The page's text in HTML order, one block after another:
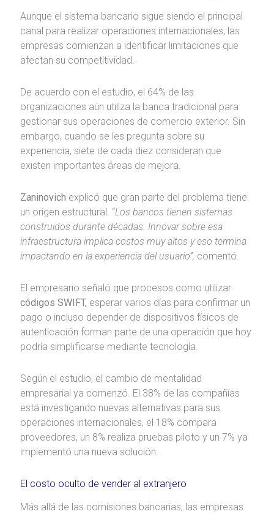
Aunque el sistema bancario sigue siendo el principal
canal para realizar operaciones internacionales, las
empresas comienzan a identificar limitaciones que
afectan su competitividad.
De acuerdo con el estudio, el 64% de las
organizaciones aún utiliza la banca tradicional para
gestionar sus operaciones de comercio exterior. Sin
embargo, cuando se les pregunta sobre su
experiencia, siete de cada diez consideran que
existen importantes áreas de mejora.
Zaninovich explicó que gran parte del problema tiene
un origen estructural. “Los bancos tienen sistemas
construidos durante décadas. Innovar sobre esa
infraestructura implica costos muy altos y eso termina
impactando en la experiencia del usuario”, comentó.
El empresario señaló que procesos como utilizar
códigos SWIFT, esperar varios días para confirmar un
pago o incluso depender de dispositivos físicos de
autenticación forman parte de una operación que hoy
podría simplificarse mediante tecnología.
Según el estudio, el cambio de mentalidad
empresarial ya comenzó. El 38% de las compañías
está investigando nuevas alternativas para sus
operaciones internacionales, el 18% compara
proveedores, un 8% realiza pruebas piloto y un 7% ya
implementó una nueva solución.
El costo oculto de vender al extranjero
Más allá de las comisiones bancarias, las empresas